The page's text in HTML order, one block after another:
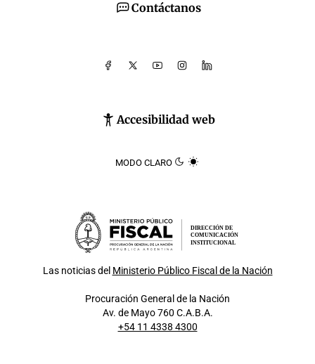
Contáctanos
Accesibilidad web
MODO CLARO
DIRECCIÓN DE
COMUNICACIÓN
INSTITUCIONAL
Las noticias del Ministerio Público Fiscal de la Nación
Procuración General de la Nación
Av. de Mayo 760 C.A.B.A.
+54 11 4338 4300